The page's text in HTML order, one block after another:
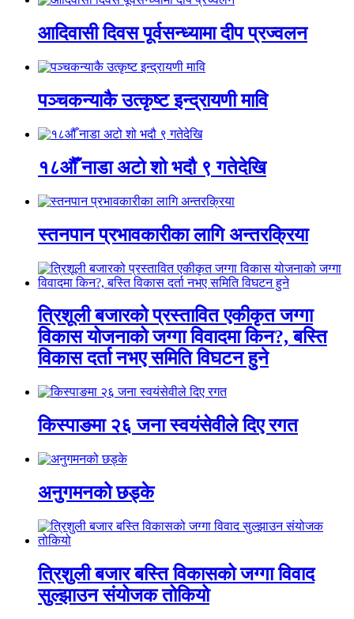
आदिवासी दिवस पूर्वसन्ध्यामा दीप प्रज्वलन
पञ्चकन्याकै उत्कृष्ट इन्द्रायणी मावि
१८औँ नाडा अटो शो भदौ ९ गतेदेखि
स्तनपान प्रभावकारीका लागि अन्तरक्रिया
त्रिशूली बजारको प्रस्तावित एकीकृत जग्गा
विकास योजनाको जग्गा विवादमा किन?, बस्ति
विकास दर्ता नभए समिति विघटन हुने
किस्पाङमा २६ जना स्वयंसेवीले दिए रगत
अनुगमनको छड्के
त्रिशुली बजार बस्ति विकासको जग्गा विवाद
सुल्झाउन संयोजक तोकियो